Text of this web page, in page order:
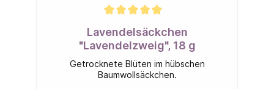
Lavendelsäckchen
"Lavendelzweig", 18 g
Getrocknete Blüten im hübschen
Baumwollsäckchen.